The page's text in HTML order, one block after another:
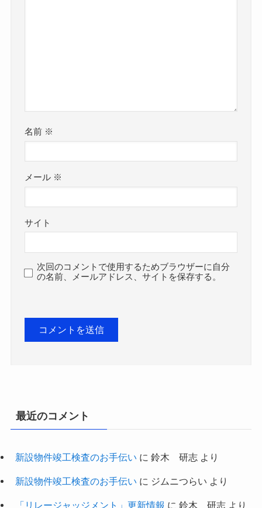
名前 ※
メール ※
サイト
次回のコメントで使用するためブラウザーに自分
の名前、メールアドレス、サイトを保存する。
最近のコメント
新設物件竣工検査のお手伝い に 鈴木 研志より
新設物件竣工検査のお手伝い に ジムニつらい より
「リレージャッジメント」更新情報 に 鈴木 研志より